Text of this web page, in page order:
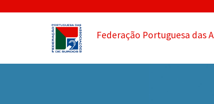
Federação Portuguesa das